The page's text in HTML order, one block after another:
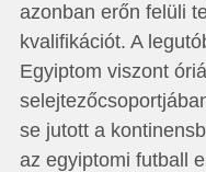
azonban erőn felüli
kvalifikációt. A
Egyiptom viszont
se jutott a
az egyiptomi futball